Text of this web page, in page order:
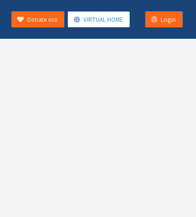
Donate ora VIRTUAL HOME Login